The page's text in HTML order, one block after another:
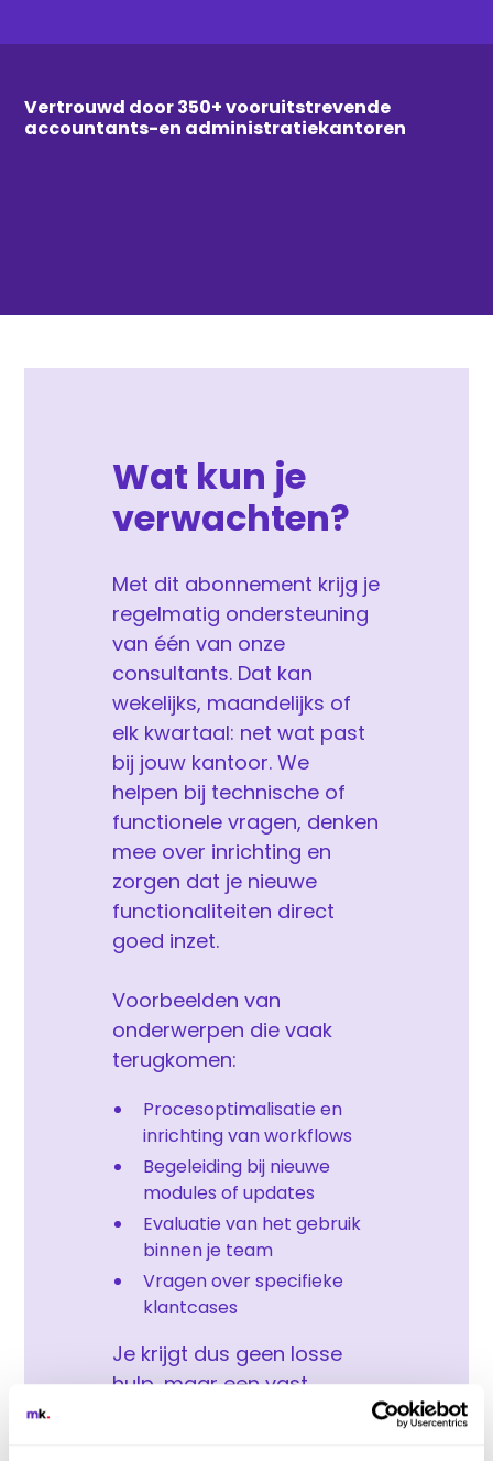
Vertrouwd door 350+ vooruitstrevende
accountants-en administratiekantoren
Wat kun je
verwachten?
Met dit abonnement krijg je
regelmatig ondersteuning
van één van onze
consultants. Dat kan
wekelijks, maandelijks of
elk kwartaal: net wat past
bij jouw kantoor. We
helpen bij technische of
functionele vragen, denken
mee over inrichting en
zorgen dat je nieuwe
functionaliteiten direct
goed inzet.
Voorbeelden van
onderwerpen die vaak
terugkomen:
Procesoptimalisatie en
inrichting van workflows
Begeleiding bij nieuwe
modules of updates
Evaluatie van het gebruik
binnen je team
Vragen over specifieke
klantcases
Je krijgt dus geen losse
hulp, maar een vast
moment met één van onze